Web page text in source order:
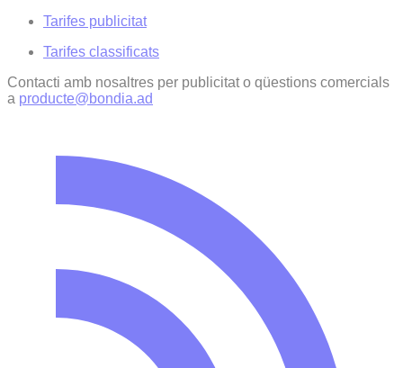
Tarifes publicitat
Tarifes classificats
Contacti amb nosaltres per publicitat o qüestions comercials
a producte@bondia.ad